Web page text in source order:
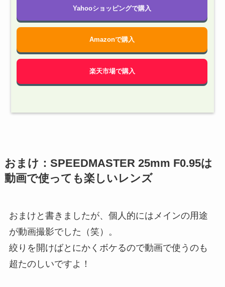
Yahooショッピングで購入
Amazonで購入
楽天市場で購入
おまけ：SPEEDMASTER 25mm F0.95は
動画で使っても楽しいレンズ
おまけと書きましたが、個人的にはメインの用途
が動画撮影でした（笑）。
絞りを開けばとにかくボケるので動画で使うのも
超たのしいですよ！